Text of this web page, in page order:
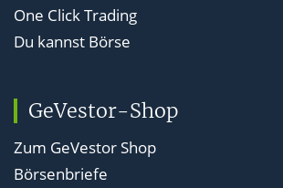
One Click Trading
Du kannst Börse
GeVestor-Shop
Zum GeVestor Shop
Börsenbriefe